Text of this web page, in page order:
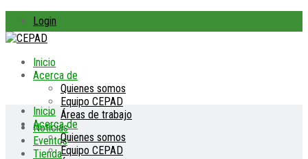
Login
Inicio
Acerca de
Quienes somos
Equipo CEPAD
Áreas de trabajo
Noticias
Eventos
Tienda
Inicio
Acerca de
Quienes somos
Equipo CEPAD